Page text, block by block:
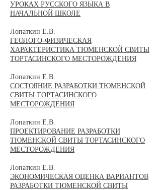
УРОКАХ РУССКОГО ЯЗЫКА В
НАЧАЛЬНОЙ ШКОЛЕ
Лопаткин Е.В.
ГЕОЛОГО-ФИЗИЧЕСКАЯ
ХАРАКТЕРИСТИКА ТЮМЕНСКОЙ СВИТЫ
ТОРТАСИНСКОГО МЕСТОРОЖДЕНИЯ
Лопаткин Е.В.
СОСТОЯНИЕ РАЗРАБОТКИ ТЮМЕНСКОЙ
СВИТЫ ТОРТАСИНСКОГО
МЕСТОРОЖДЕНИЯ
Лопаткин Е.В.
ПРОЕКТИРОВАНИЕ РАЗРАБОТКИ
ТЮМЕНСКОЙ СВИТЫ ТОРТАСИНСКОГО
МЕСТОРОЖДЕНИЯ
Лопаткин Е.В.
ЭКОНОМИЧЕСКАЯ ОЦЕНКА ВАРИАНТОВ
РАЗРАБОТКИ ТЮМЕНСКОЙ СВИТЫ